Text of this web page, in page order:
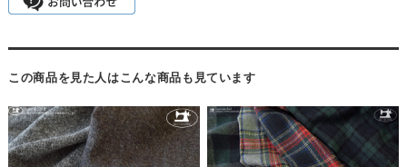
この商品を見た人はこんな商品も見ています